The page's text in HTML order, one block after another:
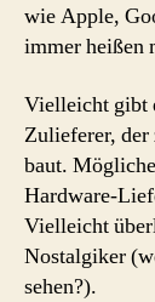
wie Apple,
immer heißen
Vielleicht gibt
Zulieferer, der
baut.
Hardware-
Vielleicht
Nostalgiker
sehen?).